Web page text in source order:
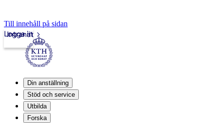
Till innehåll på sidan
Intranät
Logga in
Din anställning
Stöd och service
Utbilda
Forska